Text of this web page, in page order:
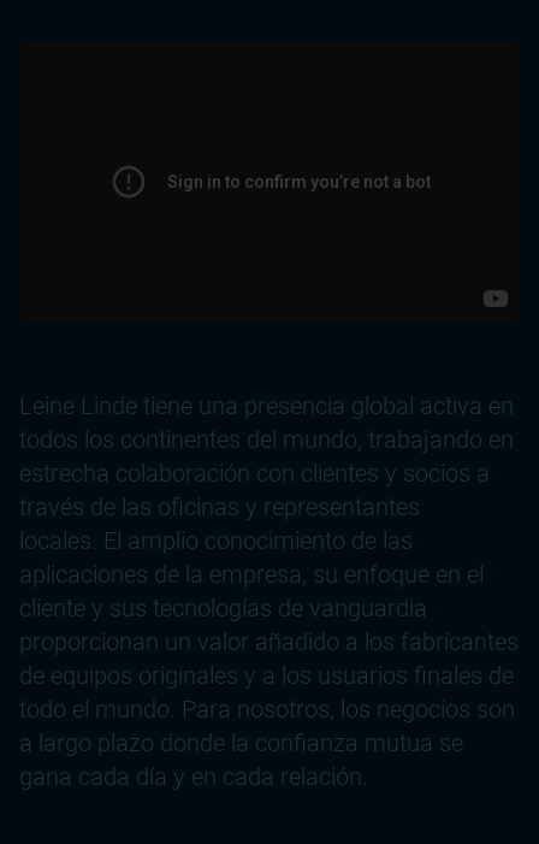
Leine Linde tiene una presencia global activa en
todos los continentes del mundo, trabajando en
estrecha colaboración con clientes y socios a
través de las oficinas y representantes
locales. El amplio conocimiento de las
aplicaciones de la empresa, su enfoque en el
cliente y sus tecnologías de vanguardia
proporcionan un valor añadido a los fabricantes
de equipos originales y a los usuarios finales de
todo el mundo. Para nosotros, los negocios son
a largo plazo donde la confianza mutua se
gana cada día y en cada relación.